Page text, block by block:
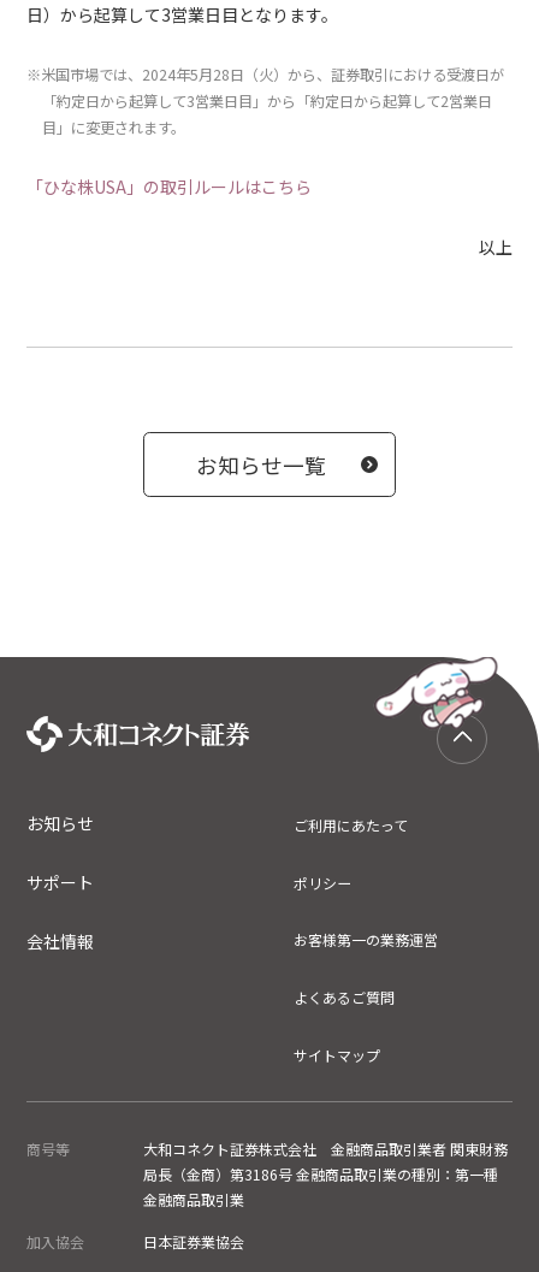
日）から起算して3営業日目となります。
※米国市場では、2024年5月28日（火）から、証券取引における受渡日が
「約定日から起算して3営業日目」から「約定日から起算して2営業日
目」に変更されます。
「ひな株USA」の取引ルールはこちら
以上
お知らせ一覧
お知らせ
サポート
会社情報
ご利用にあたって
ポリシー
お客様第一の業務運営
よくあるご質問
サイトマップ
商号等
大和コネクト証券株式会社 金融商品取引業者 関東財務
局長（金商）第3186号 金融商品取引業の種別：第一種
金融商品取引業
加入協会 日本証券業協会